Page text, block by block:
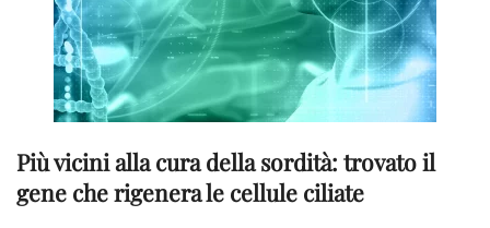
Più vicini alla cura della sordità: trovato il
gene che rigenera le cellule ciliate